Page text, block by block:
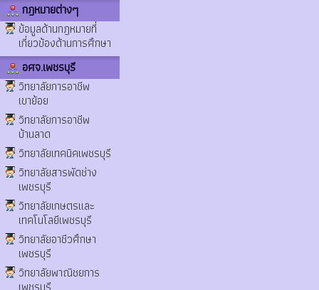
กฎหมายต่างๆ
ข้อมูลด้านกฎหมายที่
เกี่ยวข้องด้านการศึกษา
อศจ.เพชรบุรี
วิทยาลัยการอาชีพ
เขาย้อย
วิทยาลัยการอาชีพ
บ้านลาด
วิทยาลัยเทคนิคเพชรบุรี
วิทยาลัยสารพัดช่าง
เพชรบุรี
วิทยาลัยเกษตรและ
เทคโนโลยีเพชรบุรี
วิทยาลัยอาชีวศึกษา
เพชรบุรี
วิทยาลัยพาณิชยการ